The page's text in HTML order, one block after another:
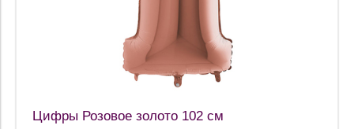
Цифры Розовое золото 102 см